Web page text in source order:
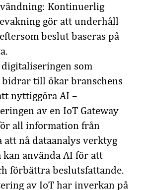
Kontinuerlig
gör att underhåll
beslut baseras på
digitaliseringen som
till ökar branschens
nyttiggöra AI –
av en IoT Gateway
all information från
att nå dataanalys verktyg
kan använda AI för att
förbättra beslutsfattande.
av IoT har inverkan på